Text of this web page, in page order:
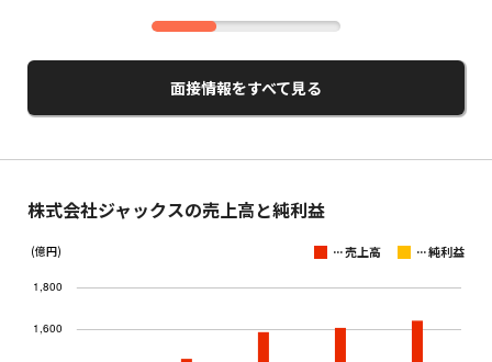
面接情報をすべて見る
株式会社ジャックスの売上高と純利益
(億円) ...売上高 ...純利益